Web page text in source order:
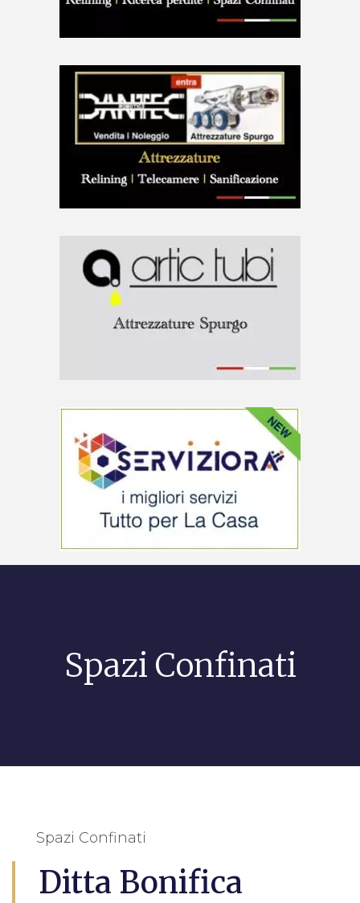
Spazi Confinati
Spazi Confinati
Ditta Bonifica